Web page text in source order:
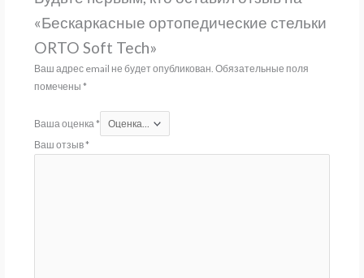
«Бескаркасные ортопедические стельки
ORTO Soft Tech»
Ваш адрес email не будет опубликован. Обязательные поля
помечены *
Ваша оценка *
Ваш отзыв*